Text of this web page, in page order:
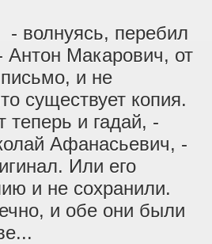
волнуясь, перебил
Антон Макарович, от
и не
существует копия.
и гадай, -
Афанасьевич, -
Или его
и не сохранили.
и обе они были